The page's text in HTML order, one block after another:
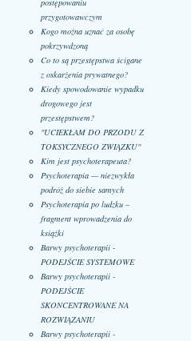
postępowaniu
przygotowawczym
Kogo można uznać za osobę
pokrzywdzoną
Co to są przestępstwa ścigane
z oskarżenia prywatnego?
Kiedy spowodowanie wypadku
drogowego jest
przestępstwem?
"UCIEKŁAM DO PRZODU Z
TOKSYCZNEGO ZWIĄZKU"
Kim jest psychoterapeuta?
Psychoterapia — niezwykła
podróż do siebie samych
Psychoterapia po ludzku –
fragment wprowadzenia do
książki
Barwy psychoterapii -
PODEJŚCIE SYSTEMOWE
Barwy psychoterapii -
PODEJŚCIE
SKONCENTROWANE NA
ROZWIĄZANIU
Barwy psychoterapii -